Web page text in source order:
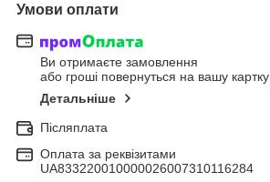
Умови оплати
Ви отримаєте замовлення
або гроші повернуться на вашу картку
Детальніше
Післяплата
Оплата за реквізитами
UA833220010000026007310116284